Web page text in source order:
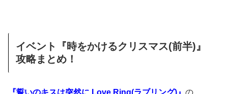
イベント『時をかけるクリスマス(前半)』
攻略まとめ！